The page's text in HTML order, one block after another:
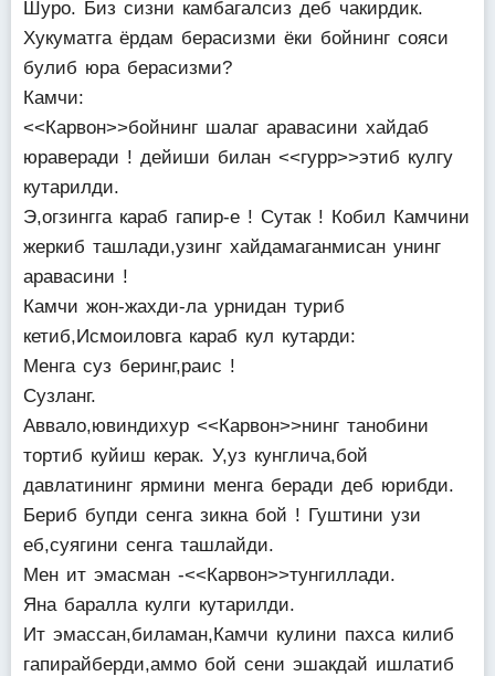
Шуро. Биз сизни камбагалсиз деб чакирдик.
Хукуматга ёрдам берасизми ёки бойнинг сояси
булиб юра берасизми?
Камчи:
<<Карвон>>бойнинг шалаг аравасини хайдаб
юраверади ! дейиши билан <<гурр>>этиб кулгу
кутарилди.
Э,огзингга караб гапир-е ! Сутак ! Кобил Камчини
жеркиб ташлади,узинг хайдамаганмисан унинг
аравасини !
Камчи жон-жахди-ла урнидан туриб
кетиб,Исмоиловга караб кул кутарди:
Менга суз беринг,раис !
Сузланг.
Аввало,ювиндихур <<Карвон>>нинг танобини
тортиб куйиш керак. У,уз кунглича,бой
давлатининг ярмини менга беради деб юрибди.
Бериб бупди сенга зикна бой ! Гуштини узи
еб,суягини сенга ташлайди.
Мен ит эмасман -<<Карвон>>тунгиллади.
Яна баралла кулги кутарилди.
Ит эмассан,биламан,Камчи кулини пахса килиб
гапирайберди,аммо бой сени эшакдай ишлатиб